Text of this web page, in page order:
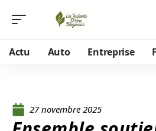
Actu Auto Entreprise
27 novembre 2025